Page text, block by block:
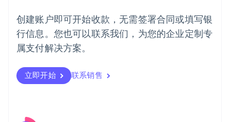
创建账户即可开始收款，无需签署合同或填写银
行信息。您也可以联系我们，为您的企业定制专
属支付解决方案。
立即开始 联系销售
English
葡萄牙
PortuguêsEnglish
日本
瑞典
Svenska English
瑞士
English